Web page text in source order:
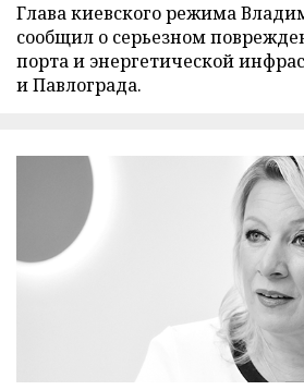
Глава киевского режима
сообщил о серьезном
порта и энергетической
и Павлограда.